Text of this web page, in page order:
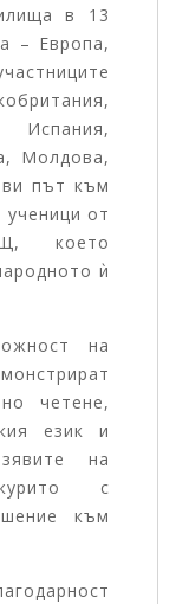
в 13
– Европа,
Испания,
Молдова,
път към
ученици от
което
ѝ
на
четене,
език и
на
с
към